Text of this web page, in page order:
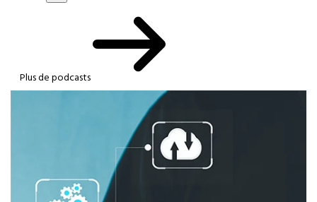
Plus de podcasts